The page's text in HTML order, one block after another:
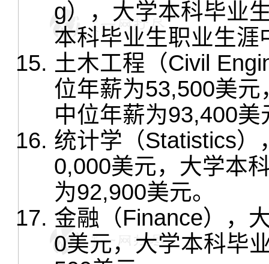
g），大学本科毕业
本科毕业生职业生
土木工程（Civil
位年薪为53,500美
中位年薪为93,400美
统计学（Statistics
0,000美元，大学本
为92,900美元。
金融（Finance），
0美元，大学本科毕